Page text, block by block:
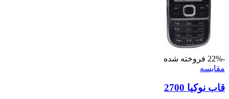
-22%
فروخته شده
مقايسه
قاب نوکیا 2700